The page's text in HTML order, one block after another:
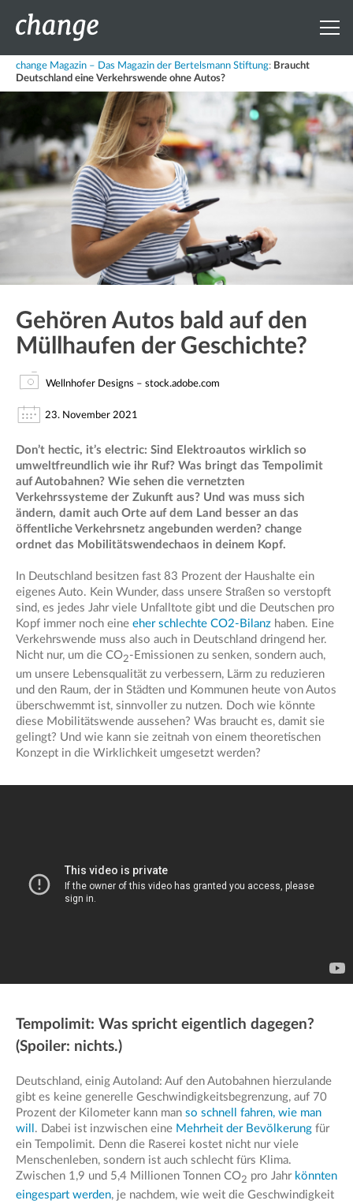
change Magazin – Das Magazin der Bertelsmann Stiftung: Braucht
Deutschland eine Verkehrswende ohne Autos?
Gehören Autos bald auf den
Müllhaufen der Geschichte?
Wellnhofer Designs – stock.adobe.com
23. November 2021
Don’t hectic, it’s electric: Sind Elektroautos wirklich so
umweltfreundlich wie ihr Ruf? Was bringt das Tempolimit
auf Autobahnen? Wie sehen die vernetzten
Verkehrssysteme der Zukunft aus? Und was muss sich
ändern, damit auch Orte auf dem Land besser an das
öffentliche Verkehrsnetz angebunden werden? change
ordnet das Mobilitätswendechaos in deinem Kopf.
In Deutschland besitzen fast 83 Prozent der Haushalte ein
eigenes Auto. Kein Wunder, dass unsere Straßen so verstopft
sind, es jedes Jahr viele Unfalltote gibt und die Deutschen pro
Kopf immer noch eine eher schlechte CO2-Bilanz haben. Eine
Verkehrswende muss also auch in Deutschland dringend her.
Nicht nur, um die CO2-Emissionen zu senken, sondern auch,
um unsere Lebensqualität zu verbessern, Lärm zu reduzieren
und den Raum, der in Städten und Kommunen heute von Autos
überschwemmt ist, sinnvoller zu nutzen. Doch wie könnte
diese Mobilitätswende aussehen? Was braucht es, damit sie
gelingt? Und wie kann sie zeitnah von einem theoretischen
Konzept in die Wirklichkeit umgesetzt werden?
Tempolimit: Was spricht eigentlich dagegen?
(Spoiler: nichts.)
Deutschland, einig Autoland: Auf den Autobahnen hierzulande
gibt es keine generelle Geschwindigkeitsbegrenzung, auf 70
Prozent der Kilometer kann man so schnell fahren, wie man
will . Dabei ist inzwischen eine Mehrheit der Bevölkerung für
ein Tempolimit. Denn die Raserei kostet nicht nur viele
Menschenleben, sondern ist auch schlecht fürs Klima.
Zwischen 1,9 und 5,4 Millionen Tonnen CO2 pro Jahr könnten
eingespart werden, je nachdem, wie weit die Geschwindigkeit